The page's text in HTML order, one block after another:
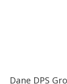
Dane DPS